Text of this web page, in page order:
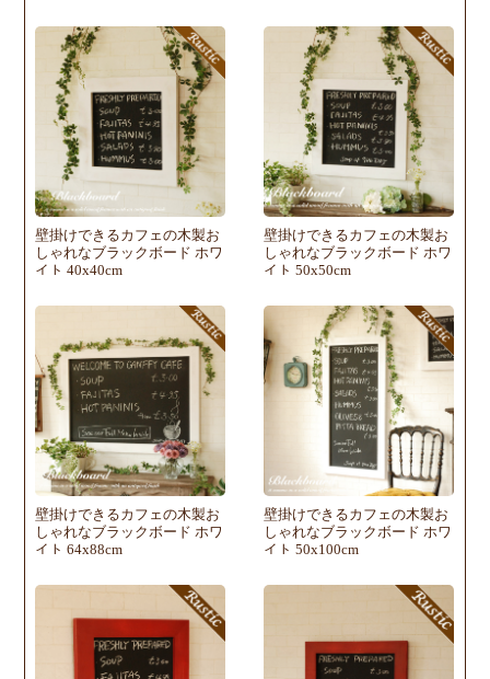
壁掛けできるカフェの木製お
しゃれなブラックボード ホワ
イト 40x40cm
壁掛けできるカフェの木製お
しゃれなブラックボード ホワ
イト 50x50cm
壁掛けできるカフェの木製お
しゃれなブラックボード ホワ
イト 64x88cm
壁掛けできるカフェの木製お
しゃれなブラックボード ホワ
イト 50x100cm